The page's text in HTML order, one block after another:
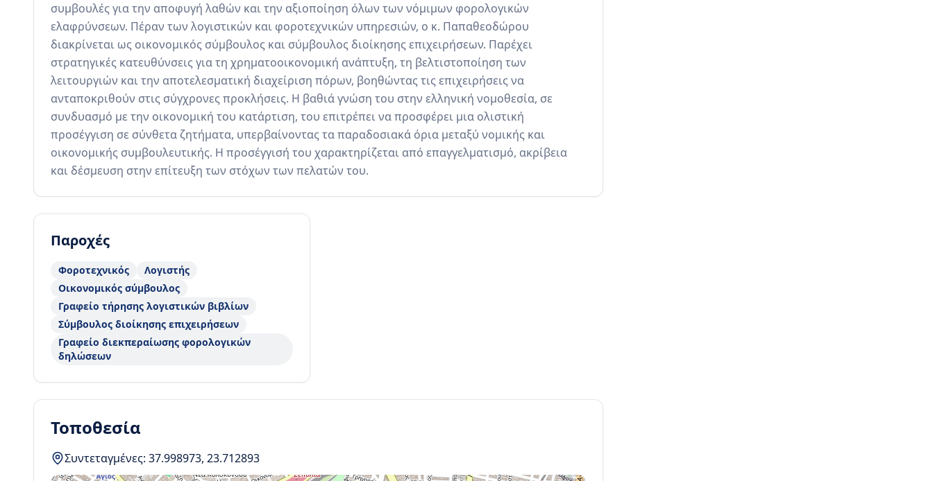
συμβουλές για την αποφυγή λαθών και την αξιοποίηση όλων των νόμιμων φορολογικών
ελαφρύνσεων. Πέραν των λογιστικών και φοροτεχνικών υπηρεσιών, ο κ. Παπαθεοδώρου
διακρίνεται ως οικονομικός σύμβουλος και σύμβουλος διοίκησης επιχειρήσεων. Παρέχει
στρατηγικές κατευθύνσεις για τη χρηματοοικονομική ανάπτυξη, τη βελτιστοποίηση των
λειτουργιών και την αποτελεσματική διαχείριση πόρων, βοηθώντας τις επιχειρήσεις να
ανταποκριθούν στις σύγχρονες προκλήσεις. Η βαθιά γνώση του στην ελληνική νομοθεσία, σε
συνδυασμό με την οικονομική του κατάρτιση, του επιτρέπει να προσφέρει μια ολιστική
προσέγγιση σε σύνθετα ζητήματα, υπερβαίνοντας τα παραδοσιακά όρια μεταξύ νομικής και
οικονομικής συμβουλευτικής. Η προσέγγισή του χαρακτηρίζεται από επαγγελματισμό, ακρίβεια
και δέσμευση στην επίτευξη των στόχων των πελατών του.
Παροχές
Φοροτεχνικός
Λογιστής
Οικονομικός σύμβουλος
Γραφείο τήρησης λογιστικών βιβλίων
Σύμβουλος διοίκησης επιχειρήσεων
Γραφείο διεκπεραίωσης φορολογικών
δηλώσεων
Τοποθεσία
Συντεταγμένες: 37.998973, 23.712893